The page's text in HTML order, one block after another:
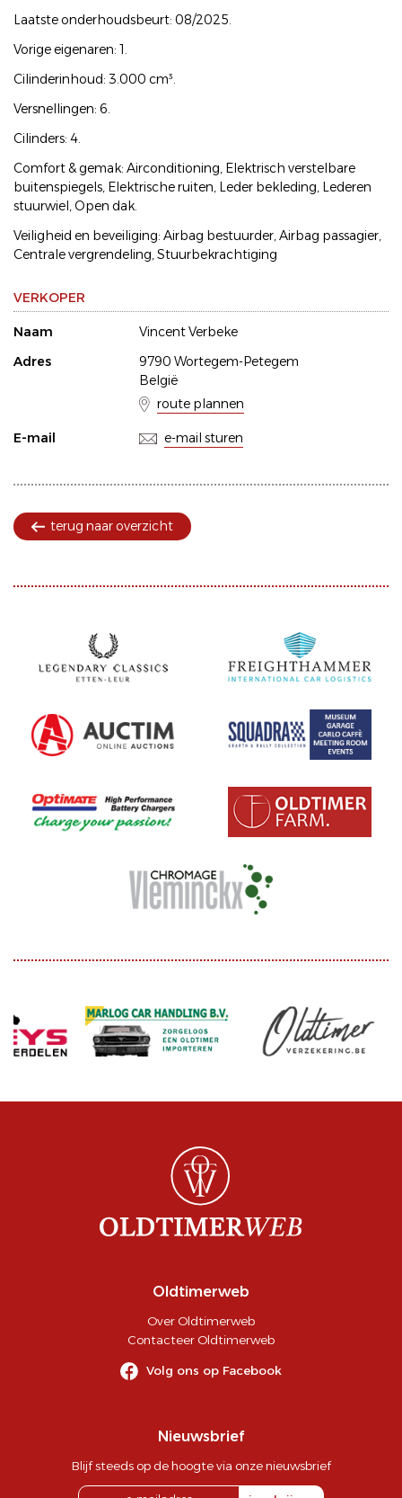
Laatste onderhoudsbeurt: 08/2025.
Vorige eigenaren: 1.
Cilinderinhoud: 3.000 cm³.
Versnellingen: 6.
Cilinders: 4.
Comfort & gemak: Airconditioning, Elektrisch verstelbare
buitenspiegels, Elektrische ruiten, Leder bekleding, Lederen
stuurwiel, Open dak.
Veiligheid en beveiliging: Airbag bestuurder, Airbag passagier,
Centrale vergrendeling, Stuurbekrachtiging
VERKOPER
Naam
Vincent Verbeke
Adres
9790 Wortegem-Petegem
België
route plannen
E-mail e-mail sturen
terug naar overzicht
Oldtimerweb
Over Oldtimerweb
Contacteer Oldtimerweb
Volg ons op Facebook
Nieuwsbrief
Blijf steeds op de hoogte via onze nieuwsbrief